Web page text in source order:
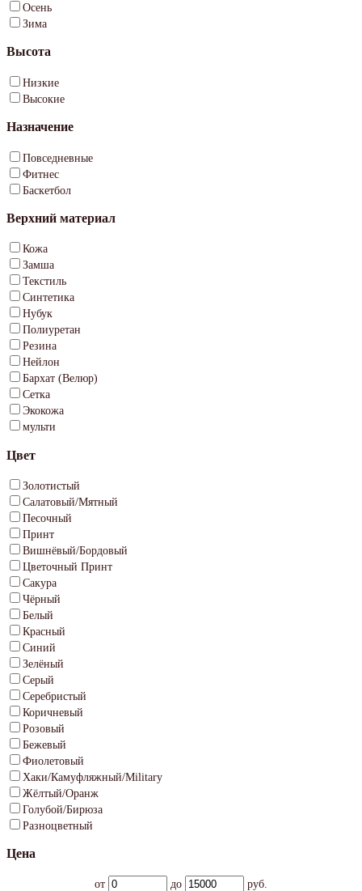
Осень
Зима
Высота
Низкие
Высокие
Назначение
Повседневные
Фитнес
Баскетбол
Верхний материал
Кожа
Замша
Текстиль
Синтетика
Нубук
Полиуретан
Резина
Нейлон
Бархат (Велюр)
Сетка
Экокожа
мульти
Цвет
Золотистый
Салатовый/Мятный
Песочный
Принт
Вишнёвый/Бордовый
Цветочный Принт
Сакура
Чёрный
Белый
Красный
Синий
Зелёный
Серый
Серебристый
Коричневый
Розовый
Бежевый
Фиолетовый
Хаки/Камуфляжный/Military
Жёлтый/Оранж
Голубой/Бирюза
Разноцветный
Цена
от до
руб.